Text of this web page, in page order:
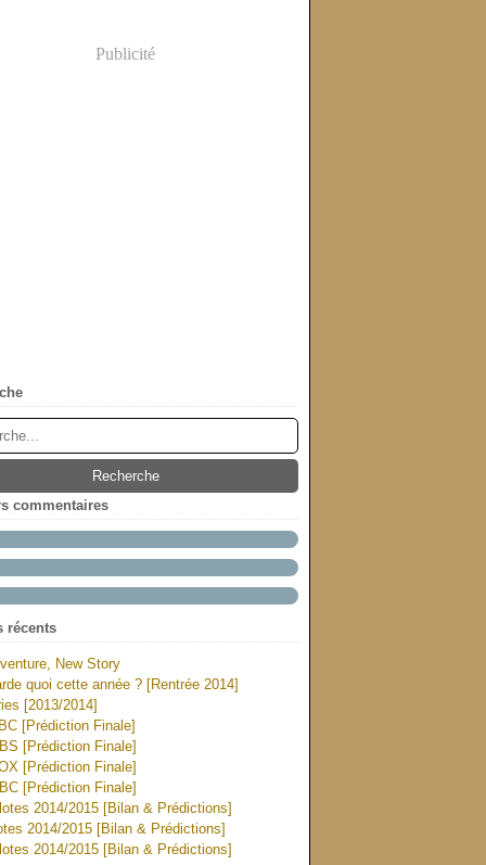
Publicité
commentaires
récents
New Story
quoi cette année ? [Rentrée 2014]
[2013/2014]
[Prédiction Finale]
[Prédiction Finale]
[Prédiction Finale]
[Prédiction Finale]
2014/2015 [Bilan & Prédictions]
2014/2015 [Bilan & Prédictions]
2014/2015 [Bilan & Prédictions]